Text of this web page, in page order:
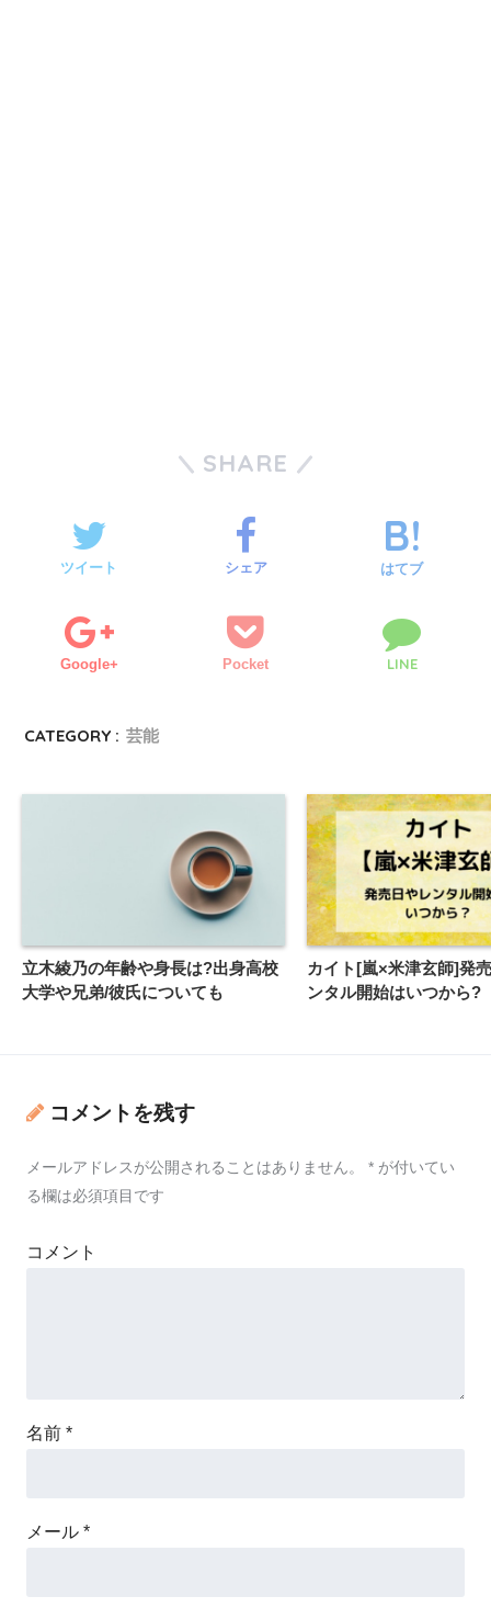
SHARE
ツイート シェア はてブ
Google+ Pocket LINE
CATEGORY : 芸能
立木綾乃の年齢や身長は?出身高校
大学や兄弟/彼氏についても
カイト[嵐×米津玄師]発
ンタル開始はいつから?
コメントを残す
メールアドレスが公開されることはありません。 * が付いてい
る欄は必須項目です
コメント
名前 *
メール *